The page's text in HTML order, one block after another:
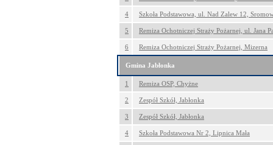
4 Szkoła Podstawowa, ul. Nad Zalew 12,
5 Remiza Ochotniczej Straży Pożarnej, ul. Jana
6 Remiza Ochotniczej Straży Pożarnej, Mizerna
Gmina Jabłonka
1 Remiza OSP, Chyżne
2 Zespół Szkół, Jabłonka
3 Zespół Szkół, Jabłonka
4 Szkoła Podstawowa Nr 2, Lipnica Mała